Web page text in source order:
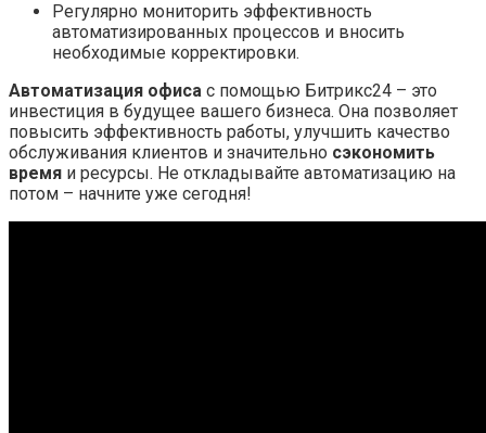
Регулярно мониторить эффективность
автоматизированных процессов и вносить
необходимые корректировки.
Автоматизация офиса с помощью Битрикс24 – это
инвестиция в будущее вашего бизнеса. Она позволяет
повысить эффективность работы, улучшить качество
обслуживания клиентов и значительно сэкономить
время и ресурсы. Не откладывайте автоматизацию на
потом – начните уже сегодня!